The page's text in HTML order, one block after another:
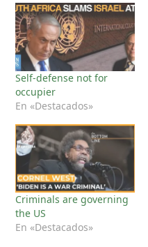
Self-defense not for
occupier
En «Destacados»
Criminals are governing
the US
En «Destacados»